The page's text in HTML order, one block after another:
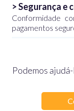
> Segurança e
Conformidade
pagamentos
Podemos